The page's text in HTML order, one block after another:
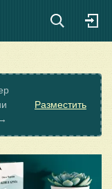
Разместить